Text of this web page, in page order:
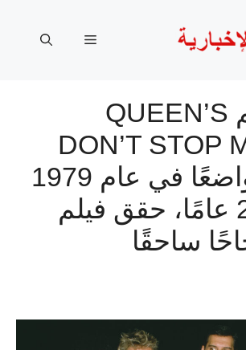
القائمة
حقق فيلم QUEEN’S
DON’T STOP
نجاحًا متواضعًا في عام 1979
– وبعد 25 عامًا، حقق فيلم
ساحقًا